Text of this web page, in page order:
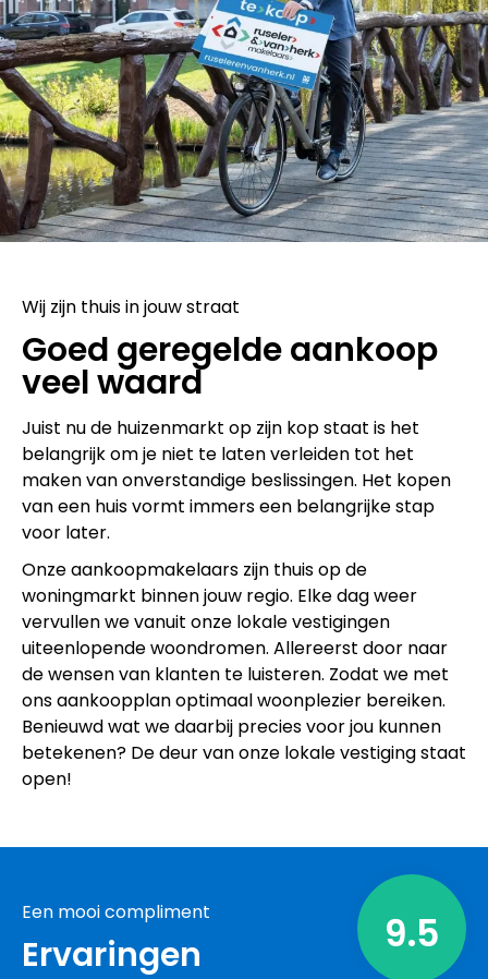
Wij zijn thuis in jouw straat
Goed geregelde aankoop
veel waard
Juist nu de huizenmarkt op zijn kop staat is het
belangrijk om je niet te laten verleiden tot het
maken van onverstandige beslissingen. Het kopen
van een huis vormt immers een belangrijke stap
voor later.
Onze aankoopmakelaars zijn thuis op de
woningmarkt binnen jouw regio. Elke dag weer
vervullen we vanuit onze lokale vestigingen
uiteenlopende woondromen. Allereerst door naar
de wensen van klanten te luisteren. Zodat we met
ons aankoopplan optimaal woonplezier bereiken.
Benieuwd wat we daarbij precies voor jou kunnen
betekenen? De deur van onze lokale vestiging staat
open!
9.5
Een mooi compliment
Ervaringen